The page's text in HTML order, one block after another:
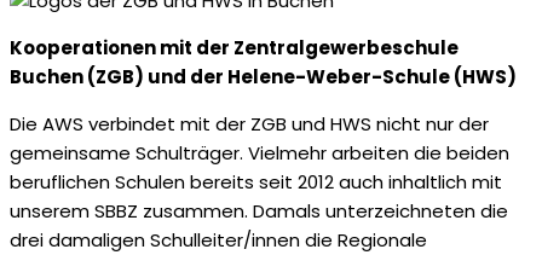
Kooperationen mit der Zentralgewerbeschule
Buchen (ZGB) und der Helene-Weber-Schule (HWS)
Die AWS verbindet mit der ZGB und HWS nicht nur der
gemeinsame Schulträger. Vielmehr arbeiten die beiden
beruflichen Schulen bereits seit 2012 auch inhaltlich mit
unserem SBBZ zusammen. Damals unterzeichneten die
drei damaligen Schulleiter/innen die Regionale